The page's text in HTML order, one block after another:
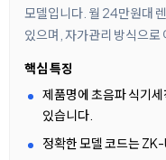
모델입니다. 월 24만원대
있으며, 자가관리 방식으로
핵심 특징
제품명에 초음파 식기
있습니다.
정확한 모델 코드는